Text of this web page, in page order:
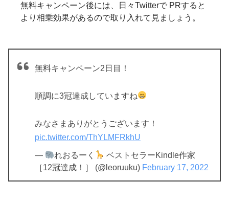
無料キャンペーン後には、日々Twitterで PRすると
より相乗効果があるので取り入れて見ましょう。
無料キャンペーン2日目！
順調に3冠達成していますね
みなさまありがとうございます！
pic.twitter.com/ThYLMFRkhU
— れおるーく
ベストセラーKindle作家
［12冠達成！］ (@leoruuku) February 17, 2022